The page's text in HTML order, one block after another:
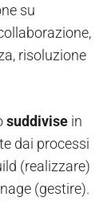
su
risoluzione
suddivise in
dai processi
(realizzare)
(gestire).